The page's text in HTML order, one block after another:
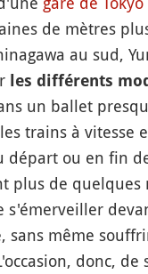
de mètres
au sud,
les différents
un ballet
trains à vitesse
départ ou en fin
plus de quelques
s'émerveiller
sans même
donc,